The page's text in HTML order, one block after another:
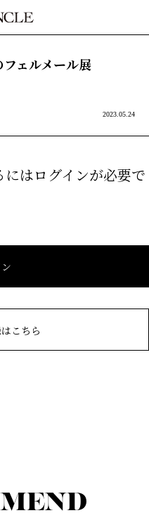
ェルメール展
2023.05.24
はログインが必要で
こちら